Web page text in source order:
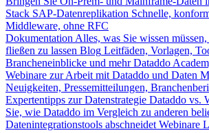
Stack SAP-Datenreplikation Schnelle,
Middleware, ohne RFC
Dokumentation Alles, was Sie wissen
fließen zu lassen Blog Leitfäden, Vorlagen,
Brancheneinblicke und mehr Dataddo
Webinare zur Arbeit mit Dataddo und Daten
Neuigkeiten, Pressemitteilungen,
Expertentipps zur Datenstrategie Dataddo vs.
Sie, wie Dataddo im Vergleich zu anderen
Datenintegrationstools abschneidet Webinare